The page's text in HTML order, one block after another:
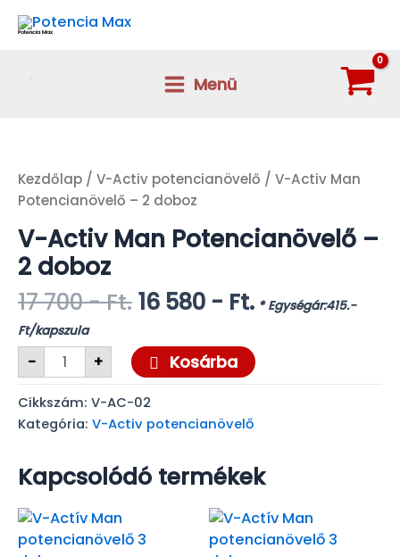
Potencia Max
Main
Menü
Kezdőlap / V-Activ potencianövelő / V-Activ Man
Potencianövelő – 2 doboz
V-Activ Man Potencianövelő –
2 doboz
17 700- Ft. Original
was:
17
700 -
Ft..
16 580 - Ft.Current
price
16
580 -
* Egységár:415.-
Ft/kapszula
- V-
Activ
Man
Potencianövelő
-
2
doboz
+ Kosárba
Cikkszám: V-AC-02
Kategória: V-Activ potencianövelő
Kapcsolódó termékek